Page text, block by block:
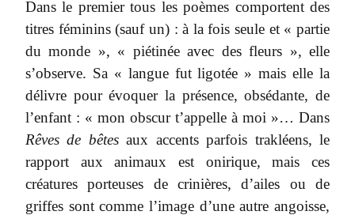
Dans le premier tous les poèmes comportent des
titres féminins (sauf un) : à la fois seule et « partie
du monde », « piétinée avec des fleurs », elle
s’observe. Sa « langue fut ligotée » mais elle la
délivre pour évoquer la présence, obsédante, de
l’enfant : « mon obscur t’appelle à moi »… Dans
Rêves de bêtesaux accents parfois trakléens, le
rapport aux animaux est onirique, mais ces
créatures porteuses de crinières, d’ailes ou de
griffes sont comme l’image d’une autre angoisse,